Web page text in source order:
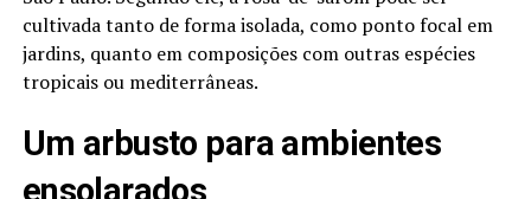
cultivada tanto de forma isolada, como ponto focal em
jardins, quanto em composições com outras espécies
tropicais ou mediterrâneas.
Um arbusto para ambientes